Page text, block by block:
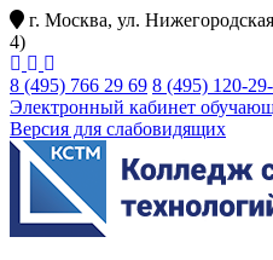
г. Москва, ул.
4)
8 (495) 766 29 69 8 (495) 120-
Электронный кабинет
Версия для слабовидящих